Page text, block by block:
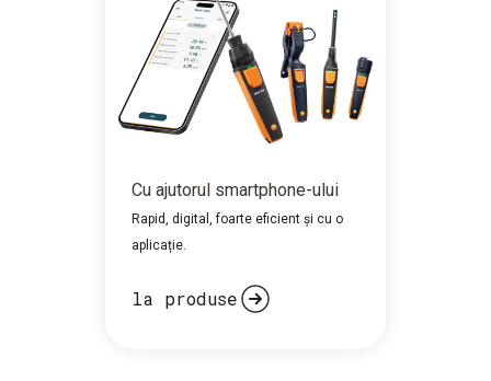
Cu ajutorul smartphone-ului
Rapid, digital, foarte eficient și cu o
aplicație.
la produse